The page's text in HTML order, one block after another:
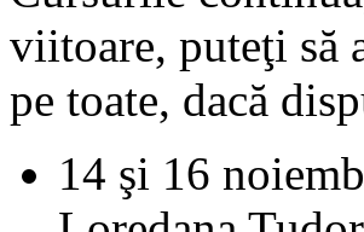
viitoare, puteţi să
pe toate, dacă
14 şi 16